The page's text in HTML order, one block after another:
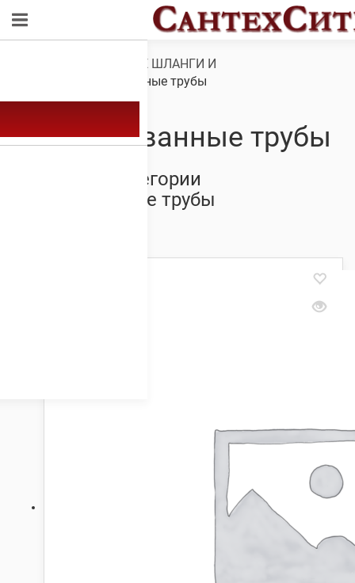
ТЕХНИЧЕСКИЕ ШЛАНГИ И
/ Гофрированные трубы
Гофрированные трубы
Товары из категории
Гофрированные трубы